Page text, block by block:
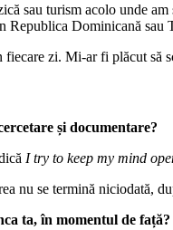
sau turism acolo unde
Republica Dominicană sau
fiecare zi. Mi-ar fi plăcut să
și documentare?
I try to keep my mind
nu se termină niciodată,
ta, în momentul de față?